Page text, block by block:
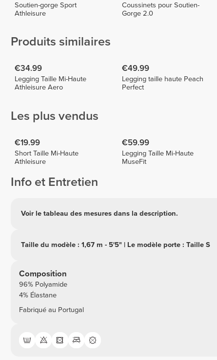
Soutien-gorge Sport
Athleisure
Coussinets pour Soutien-
Gorge 2.0
Produits similaires
€34.99
Legging Taille Mi-Haute
Athleisure Aero
€49.99
Legging taille haute Peach
Perfect
Les plus vendus
€19.99
Short Taille Mi-Haute
Athleisure
€59.99
Legging Taille Mi-Haute
MuseFit
Info et Entretien
Voir le tableau des mesures dans la description.
Taille du modèle : 1,67 m - 5'5" | Le modèle porte : Taille S
Composition
96% Polyamide
4% Élastane
Fabriqué au Portugal